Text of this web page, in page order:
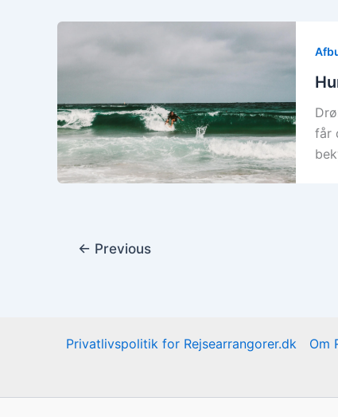
får
← Previous
Privatlivspolitik for Rejsearrangorer.dk Om